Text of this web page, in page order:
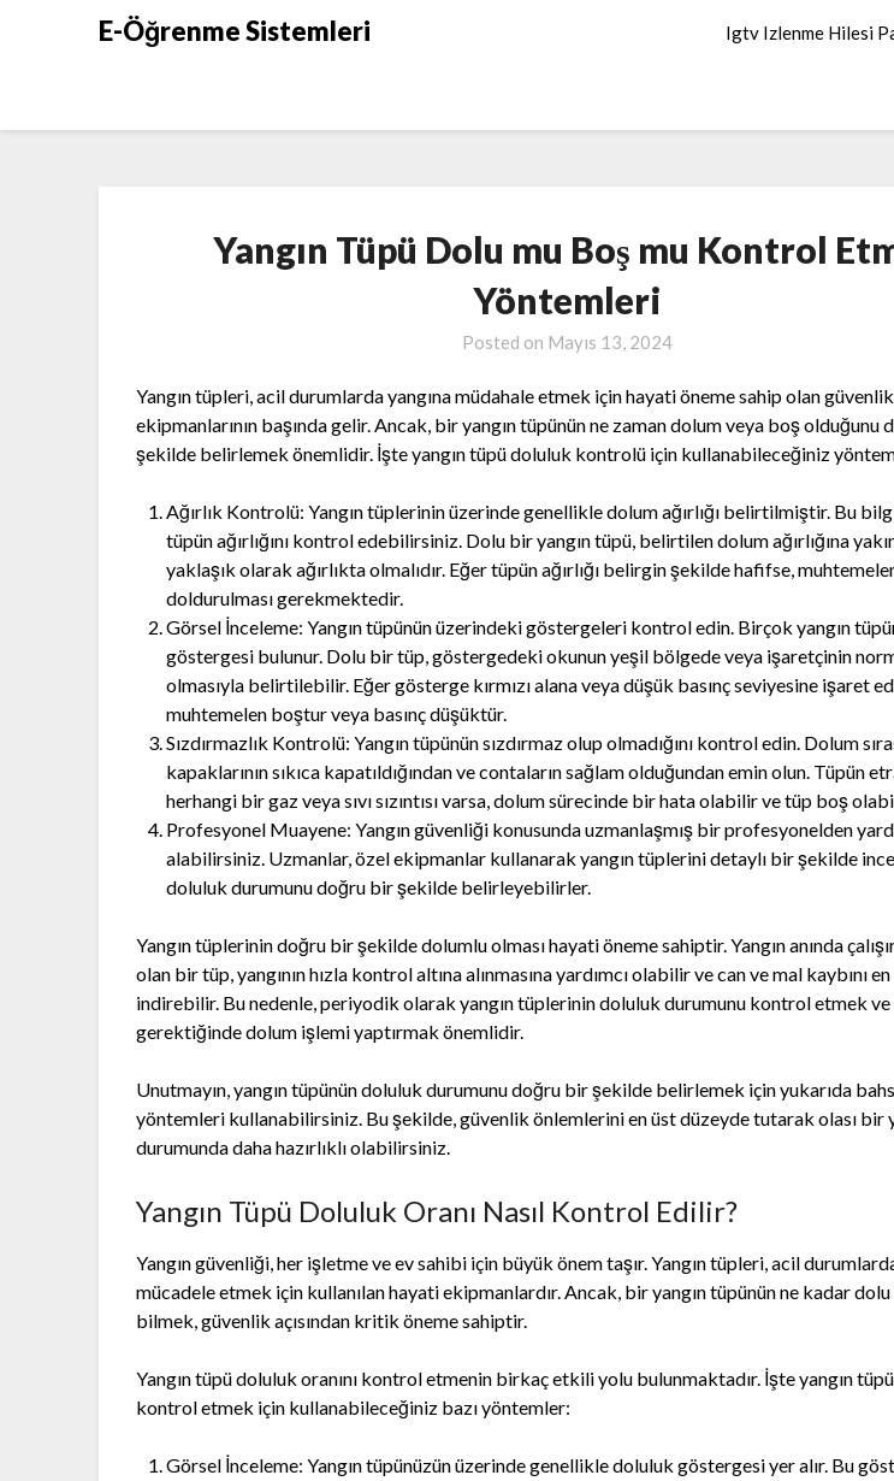
E-Öğrenme Sistemleri Igtv Izlenme Hilesi
Yangın Tüpü Dolu mu Boş mu Kontrol
Yöntemleri
Posted on Mayıs 13, 2024
Yangın tüpleri, acil durumlarda yangına müdahale etmek için hayati öneme sahip olan güvenlik
ekipmanlarının başında gelir. Ancak, bir yangın tüpünün ne zaman dolum veya boş olduğunu
şekilde belirlemek önemlidir. İşte yangın tüpü doluluk kontrolü için kullanabileceğiniz
Ağırlık Kontrolü: Yangın tüplerinin üzerinde genellikle dolum ağırlığı belirtilmiştir. Bu
tüpün ağırlığını kontrol edebilirsiniz. Dolu bir yangın tüpü, belirtilen dolum ağırlığına
yaklaşık olarak ağırlıkta olmalıdır. Eğer tüpün ağırlığı belirgin şekilde hafifse,
doldurulması gerekmektedir.
Görsel İnceleme: Yangın tüpünün üzerindeki göstergeleri kontrol edin. Birçok yangın
göstergesi bulunur. Dolu bir tüp, göstergedeki okunun yeşil bölgede veya işaretçinin
olmasıyla belirtilebilir. Eğer gösterge kırmızı alana veya düşük basınç seviyesine işaret
muhtemelen boştur veya basınç düşüktür.
Sızdırmazlık Kontrolü: Yangın tüpünün sızdırmaz olup olmadığını kontrol edin. Dolum
kapaklarının sıkıca kapatıldığından ve contaların sağlam olduğundan emin olun. Tüpün
herhangi bir gaz veya sıvı sızıntısı varsa, dolum sürecinde bir hata olabilir ve tüp boş
Profesyonel Muayene: Yangın güvenliği konusunda uzmanlaşmış bir profesyonelden
alabilirsiniz. Uzmanlar, özel ekipmanlar kullanarak yangın tüplerini detaylı bir şekilde
doluluk durumunu doğru bir şekilde belirleyebilirler.
Yangın tüplerinin doğru bir şekilde dolumlu olması hayati öneme sahiptir. Yangın anında
olan bir tüp, yangının hızla kontrol altına alınmasına yardımcı olabilir ve can ve mal kaybını
indirebilir. Bu nedenle, periyodik olarak yangın tüplerinin doluluk durumunu kontrol etmek ve
gerektiğinde dolum işlemi yaptırmak önemlidir.
Unutmayın, yangın tüpünün doluluk durumunu doğru bir şekilde belirlemek için yukarıda
yöntemleri kullanabilirsiniz. Bu şekilde, güvenlik önlemlerini en üst düzeyde tutarak olası bir
durumunda daha hazırlıklı olabilirsiniz.
Yangın Tüpü Doluluk Oranı Nasıl Kontrol Edilir?
Yangın güvenliği, her işletme ve ev sahibi için büyük önem taşır. Yangın tüpleri, acil
mücadele etmek için kullanılan hayati ekipmanlardır. Ancak, bir yangın tüpünün ne kadar
bilmek, güvenlik açısından kritik öneme sahiptir.
Yangın tüpü doluluk oranını kontrol etmenin birkaç etkili yolu bulunmaktadır. İşte yangın
kontrol etmek için kullanabileceğiniz bazı yöntemler:
Görsel İnceleme: Yangın tüpünüzün üzerinde genellikle doluluk göstergesi yer alır. Bu